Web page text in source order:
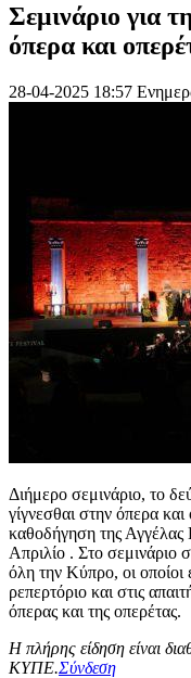
Σεμινάριο για
όπερα και
28-04-2025 18:57
Διήμερο σεμινάριο, το
γίγνεσθαι στην όπερα
καθοδήγηση της Αγγέλας
Απριλίο . Στο σεμινάριο
όλη την Κύπρο, οι οποίοι
ρεπερτόριο και στις
όπερας και της οπερέτας.
Η πλήρης είδηση είναι
ΚΥΠΕ.Σύνδεση